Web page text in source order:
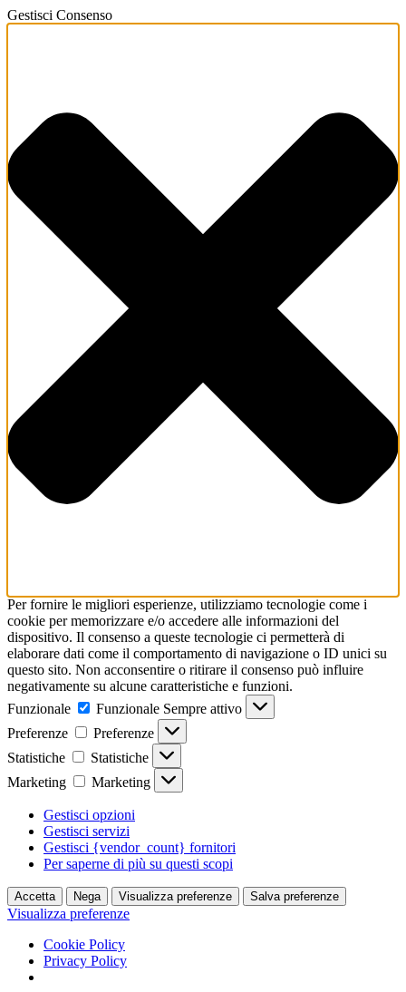
Gestisci Consenso
Per fornire le migliori esperienze, utilizziamo tecnologie come i
cookie per memorizzare e/o accedere alle informazioni del
dispositivo. Il consenso a queste tecnologie ci permetterà di
elaborare dati come il comportamento di navigazione o ID unici su
questo sito. Non acconsentire o ritirare il consenso può influire
negativamente su alcune caratteristiche e funzioni.
Funzionale
Funzionale Sempre attivo
Preferenze
Preferenze
Statistiche
Statistiche
Marketing
Marketing
Gestisci opzioni
Gestisci servizi
Gestisci {vendor_count} fornitori
Per saperne di più su questi scopi
Accetta Nega Visualizza preferenze Salva preferenze
Visualizza preferenze
Cookie Policy
Privacy Policy